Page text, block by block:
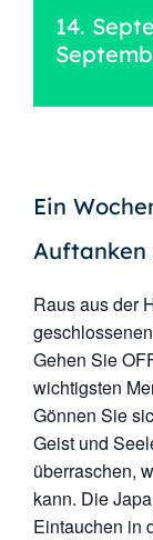
14.
Ein
Auftanken
Raus aus der
Gehen Sie
wichtigsten
Gönnen Sie
Geist und
überraschen,
kann. Die
Eintauchen in